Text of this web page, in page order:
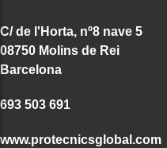
C/ de l'Horta, nº8 nave 5
08750 Molins de Rei
Barcelona
693 503 691
www.protecnicsglobal.com